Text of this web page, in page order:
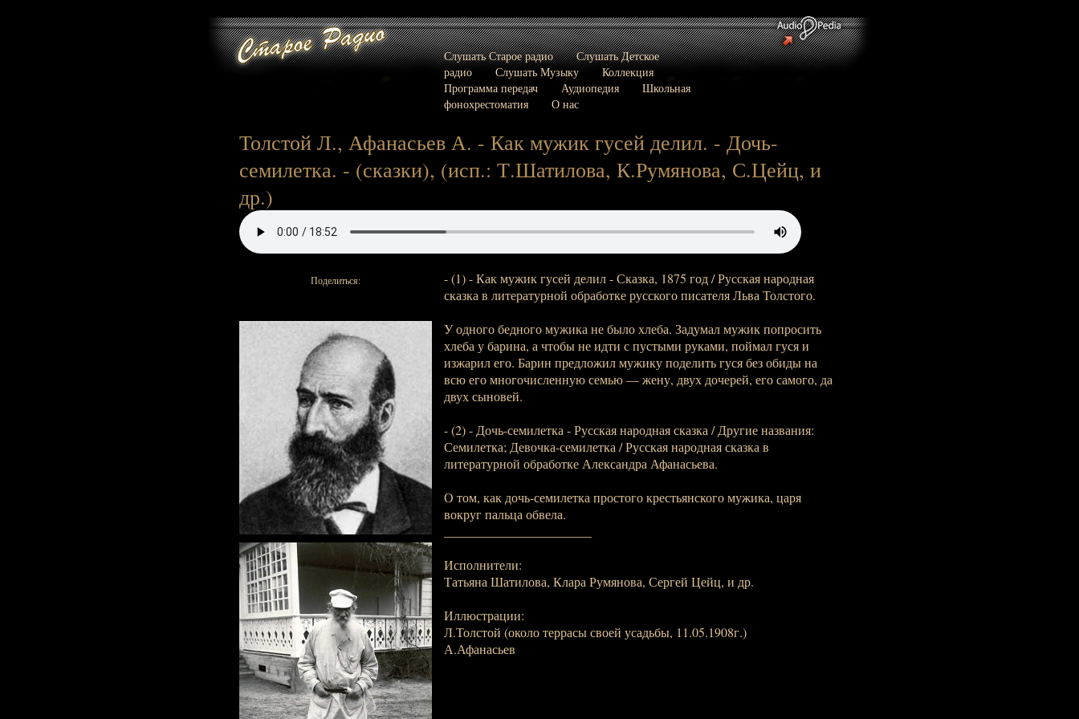
Слушать Старое радио
Слушать Детское
радио
Слушать Музыку
Коллекция
Программа передач
Аудиопедия
Школьная
фонохрестоматия
О нас
Толстой Л., Афанасьев А. - Как мужик гусей делил. - Дочь-
семилетка. - (сказки), (исп.: Т.Шатилова, К.Румянова, С.Цейц, и
др.)
Поделиться:
- (1) - Как мужик гусей делил - Сказка, 1875 год / Русская народная
сказка в литературной обработке русского писателя Льва Толстого.
У одного бедного мужика не было хлеба. Задумал мужик попросить
хлеба у барина, а чтобы не идти с пустыми руками, поймал гуся и
изжарил его. Барин предложил мужику поделить гуся без обиды на
всю его многочисленную семью — жену, двух дочерей, его самого, да
двух сыновей.
- (2) - Дочь-семилетка - Русская народная сказка / Другие названия:
Семилетка; Девочка-семилетка / Русская народная сказка в
литературной обработке Александра Афанасьева.
О том, как дочь-семилетка простого крестьянского мужика, царя
вокруг пальца обвела.
Исполнители:
Татьяна Шатилова, Клара Румянова, Сергей Цейц, и др.
Иллюстрации:
Л.Толстой (около террасы своей усадьбы, 11.05.1908г.)
А.Афанасьев